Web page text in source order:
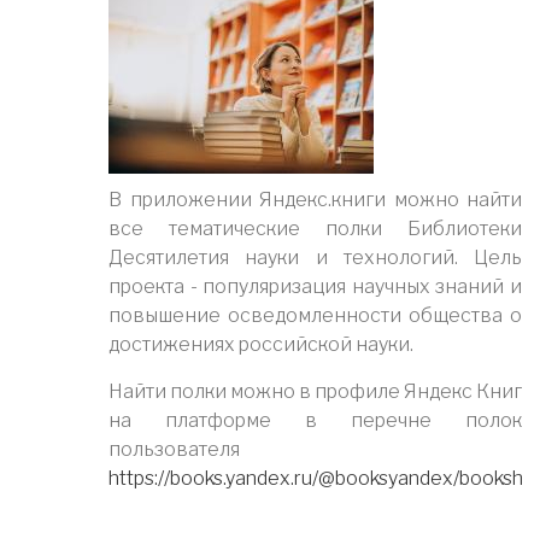
В приложении Яндекс.книги можно найти
все тематические полки Библиотеки
Десятилетия науки и технологий. Цель
проекта - популяризация научных знаний и
повышение осведомленности общества о
достижениях российской науки.
Найти полки можно в профиле Яндекс Книг
на платформе в перечне полок
пользователя
https://books.yandex.ru/@booksyandex/